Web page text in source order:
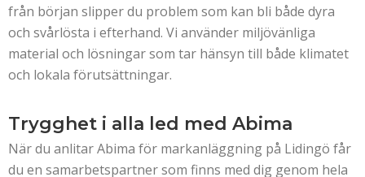
från början slipper du problem som kan bli både dyra
och svårlösta i efterhand. Vi använder miljövänliga
material och lösningar som tar hänsyn till både klimatet
och lokala förutsättningar.
Trygghet i alla led med Abima
När du anlitar Abima för markanläggning på Lidingö får
du en samarbetspartner som finns med dig genom hela